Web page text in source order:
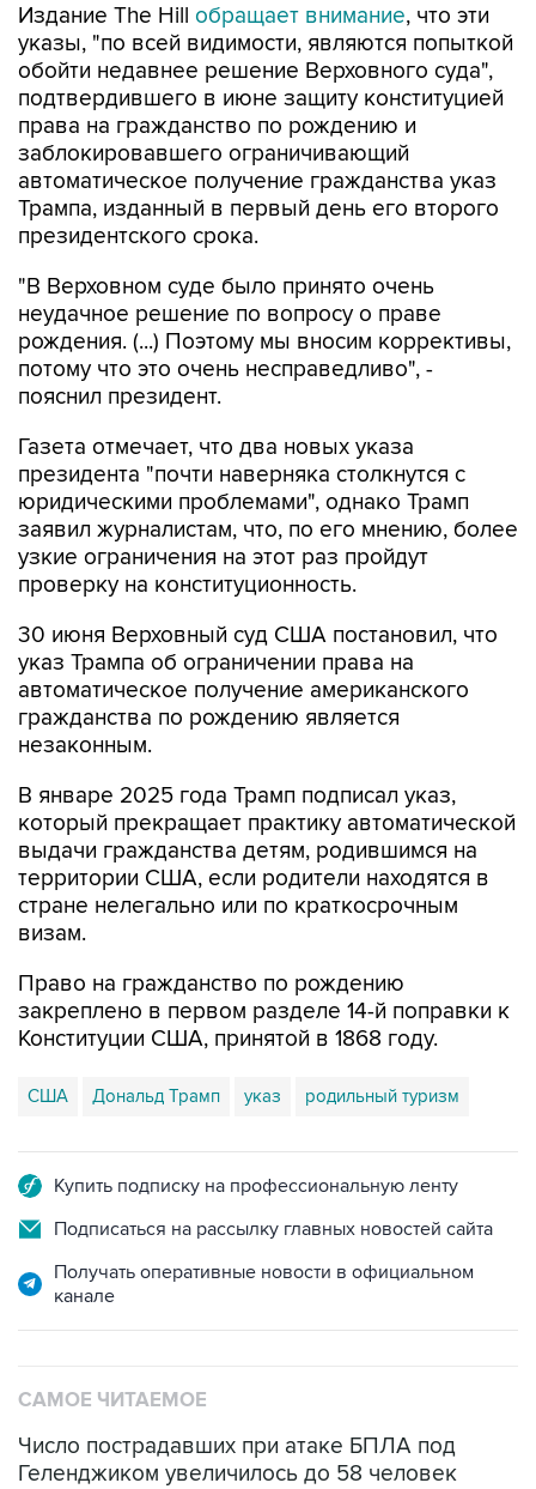
Издание The Hill обращает внимание, что эти
указы, "по всей видимости, являются попыткой
обойти недавнее решение Верховного суда",
подтвердившего в июне защиту конституцией
права на гражданство по рождению и
заблокировавшего ограничивающий
автоматическое получение гражданства указ
Трампа, изданный в первый день его второго
президентского срока.
"В Верховном суде было принято очень
неудачное решение по вопросу о праве
рождения. (...) Поэтому мы вносим коррективы,
потому что это очень несправедливо", -
пояснил президент.
Газета отмечает, что два новых указа
президента "почти наверняка столкнутся с
юридическими проблемами", однако Трамп
заявил журналистам, что, по его мнению, более
узкие ограничения на этот раз пройдут
проверку на конституционность.
30 июня Верховный суд США постановил, что
указ Трампа об ограничении права на
автоматическое получение американского
гражданства по рождению является
незаконным.
В январе 2025 года Трамп подписал указ,
который прекращает практику автоматической
выдачи гражданства детям, родившимся на
территории США, если родители находятся в
стране нелегально или по краткосрочным
визам.
Право на гражданство по рождению
закреплено в первом разделе 14-й поправки к
Конституции США, принятой в 1868 году.
США Дональд Трамп указ родильный туризм
Купить подписку на профессиональную ленту
Подписаться на рассылку главных новостей сайта
Получать оперативные новости в официальном
канале
САМОЕ ЧИТАЕМОЕ
Число пострадавших при атаке БПЛА под
Геленджиком увеличилось до 58 человек